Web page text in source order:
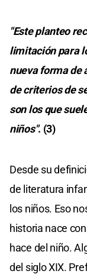
"Este planteo
limitación para
nueva forma de
de criterios de
son los que
niños". (3)
Desde su
de literatura
los niños. Eso
historia nace
hace del niño.
del siglo XIX.